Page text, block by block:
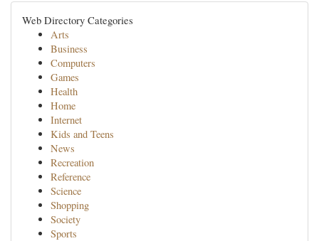
Web Directory Categories
Arts
Business
Computers
Games
Health
Home
Internet
Kids and Teens
News
Recreation
Reference
Science
Shopping
Society
Sports